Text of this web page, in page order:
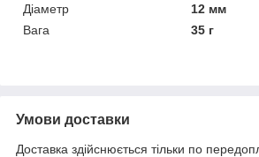
Діаметр
12 мм
Вага
35 г
Умови доставки
Доставка здійснюється тільки по